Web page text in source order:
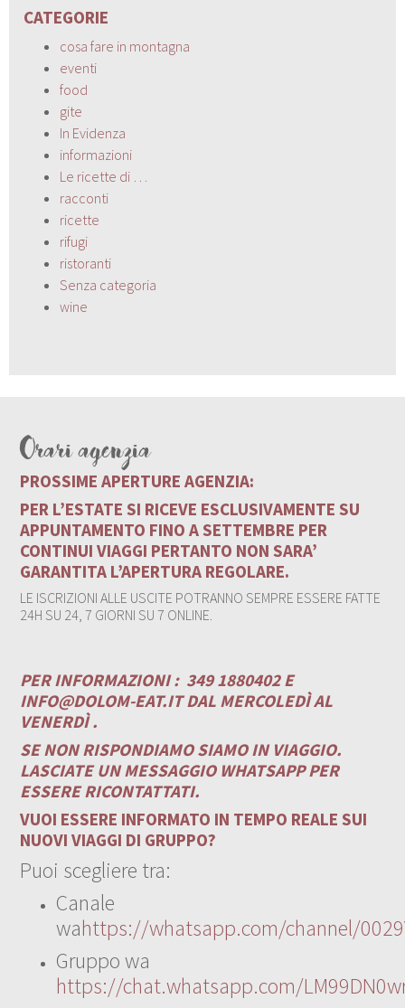
CATEGORIE
cosa fare in montagna
eventi
food
gite
In Evidenza
informazioni
Le ricette di …
racconti
ricette
rifugi
ristoranti
Senza categoria
wine
Orari agenzia
PROSSIME APERTURE AGENZIA:
PER L’ESTATE SI RICEVE ESCLUSIVAMENTE SU
APPUNTAMENTO FINO A SETTEMBRE PER
CONTINUI VIAGGI PERTANTO NON SARA’
GARANTITA L’APERTURA REGOLARE.
LE ISCRIZIONI ALLE USCITE POTRANNO SEMPRE ESSERE FATTE
24H SU 24, 7 GIORNI SU 7 ONLINE.
PER INFORMAZIONI : 349 1880402 E
INFO@DOLOM-EAT.ITDAL MERCOLEDÌ AL
VENERDÌ .
SE NON RISPONDIAMO SIAMO IN VIAGGIO.
LASCIATE UN MESSAGGIO WHATSAPP PER
ESSERE RICONTATTATI.
VUOI ESSERE INFORMATO IN TEMPO REALE SUI
NUOVI VIAGGI DI GRUPPO?
Puoi scegliere tra:
Canale
wahttps://whatsapp.com/channel/
Gruppo wa
https://chat.whatsapp.com/